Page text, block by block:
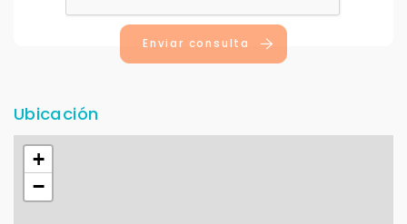
Enviar consulta
Ubicación
+
−